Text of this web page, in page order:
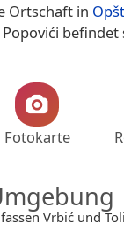
Ortschaft in
Popovići
Fotokarte
Vrbić und